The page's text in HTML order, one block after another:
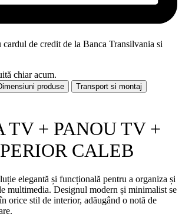
cardul de credit de la Banca Transilvania si
chiar acum.
produse
Transport si montaj
TV + PANOU TV +
CALEB
elegantă și funcțională pentru a organiza și
multimedia. Designul modern și minimalist se
orice stil de interior, adăugând o notă de